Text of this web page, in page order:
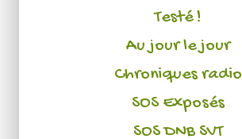
Testé !
Au jour le jour
Chroniques radio
SOS Exposés
SOS DNB SVT